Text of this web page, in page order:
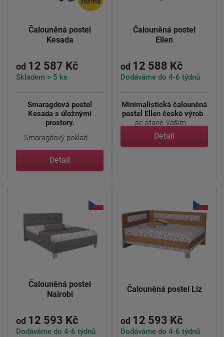
Čalouněná postel
Kesada
od 12 587 Kč
Skladem > 5 ks
Smaragdová postel
Kesada s úložnými
prostory.
Smaragdový poklad ...
Detail
Čalouněná postel
Ellen
od 12 588 Kč
Dodáváme do 4-6 týdnů
Minimalistická čalouněná
postel Ellen české výroby
se stane Vaším ...
Detail
Čalouněná postel
Nairobi
od 12 593 Kč
Dodáváme do 4-6 týdnů
Čalouněná postel Liz
od 12 593 Kč
Dodáváme do 4-6 týdnů